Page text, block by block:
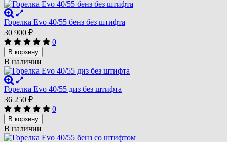
Горелка Evo 40/55 бенз без штифта
30 900 ₽
0
В корзину
В наличии
Горелка Evo 40/55 диз без штифта
36 250 ₽
0
В корзину
В наличии